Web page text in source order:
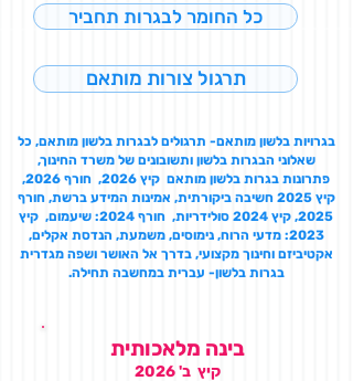
כל החומר לבגרות תחביר
תרגול צורות מותאם
בגרויות בלשון מותאם- תרגולים לבגרות בלשון מותאם, כל
שאלוני הבגרות בלשון ותשובונים של משרד החינוך,
פתרונות בגרות בלשון מותאם קיץ 2026, חורף 2026,
קיץ 2025 חשיבה ביקורתית, אמינות המידע ברשת, חורף
2025, קיץ 2024 סולידריות, חורף 2024: שיעמום, קיץ
2023: מדעי הרוח, נימוסים, משמעת, הנדסת אקלים,
אקטיביזם וחינוך מקצועי, בדרך אל האושר ושפה מגדרית
בגרות בלשון- עברית במחשבה תחילה.
בינה מלאכותית
קיץ ב' 2026